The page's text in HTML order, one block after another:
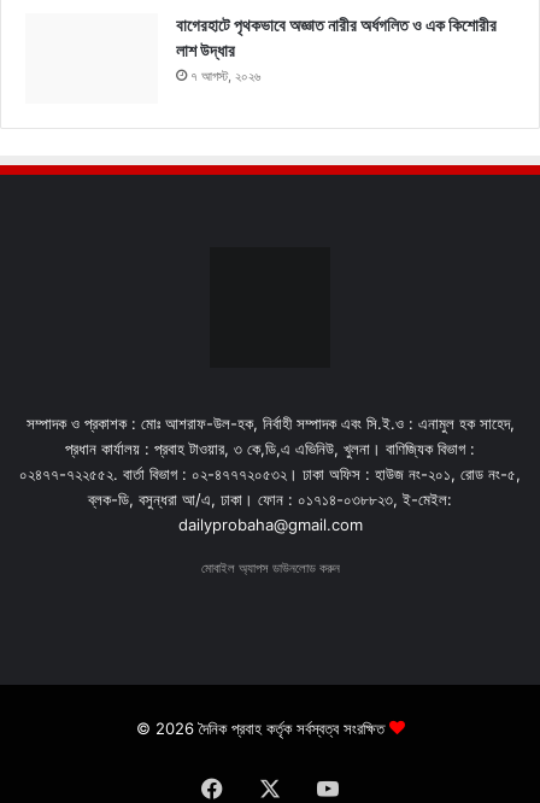
বাগেরহাটে পৃথকভাবে অজ্ঞাত নারীর অর্ধগলিত ও এক কিশোরীর
লাশ উদ্ধার
৭ আগস্ট, ২০২৬
সম্পাদক ও প্রকাশক : মোঃ আশরাফ-উল-হক, নির্বাহী সম্পাদক এবং সি.ই.ও : এনামুল হক সাহেদ,
প্রধান কার্যালয় : প্রবাহ টাওয়ার, ৩ কে,ডি,এ এভিনিউ, খুলনা। বাণিজ্যিক বিভাগ :
০২৪৭৭-৭২২৫৫২. বার্তা বিভাগ : ০২-৪৭৭৭২০৫৩২। ঢাকা অফিস : হাউজ নং-২০১, রোড নং-৫,
ব্লক-ডি, বসুন্ধরা আ/এ, ঢাকা। ফোন : ০১৭১৪-০৩৮৮২৩, ই-মেইল:
dailyprobaha@gmail.com
মোবাইল অ্যাপস ডাউনলোড করুন
© 2026 দৈনিক প্রবাহ কর্তৃক সর্বস্বত্ব সংরক্ষিত
Facebook